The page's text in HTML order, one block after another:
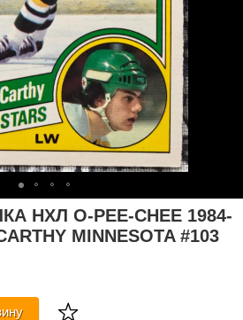
НХЛ O-PEE-CHEE 1984-
MINNESOTA #103